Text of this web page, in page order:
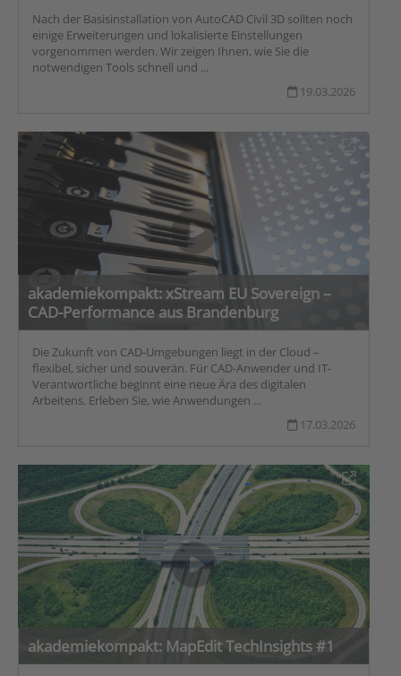
Nach der Basisinstallation von AutoCAD Civil 3D sollten noch
einige Erweiterungen und lokalisierte Einstellungen
vorgenommen werden. Wir zeigen Ihnen, wie Sie die
notwendigen Tools schnell und ...
19.03.2026
akademiekompakt: xStream EU Sovereign –
CAD-Performance aus Brandenburg
Die Zukunft von CAD-Umgebungen liegt in der Cloud –
flexibel, sicher und souverän. Für CAD-Anwender und IT-
Verantwortliche beginnt eine neue Ära des digitalen
Arbeitens. Erleben Sie, wie Anwendungen ...
17.03.2026
akademiekompakt: MapEdit TechInsights #1